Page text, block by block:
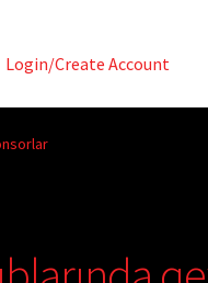
Login/Create Account